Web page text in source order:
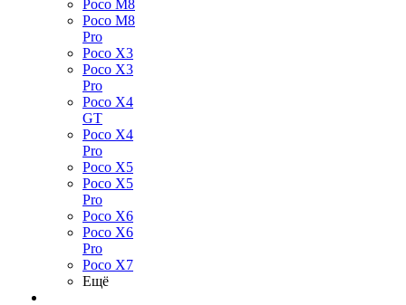
Poco M8
Poco M8
Pro
Poco X3
Poco X3
Pro
Poco X4
GT
Poco X4
Pro
Poco X5
Poco X5
Pro
Poco X6
Poco X6
Pro
Poco X7
Ещё